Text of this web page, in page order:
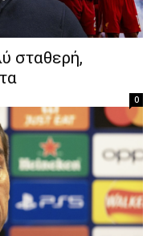
σταθερή,
0